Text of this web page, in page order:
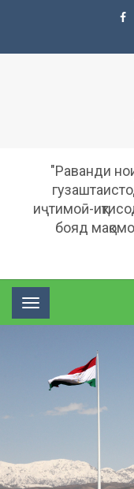
"Раванди
иҷтимоӣ-
бояд
Toggle
navigation